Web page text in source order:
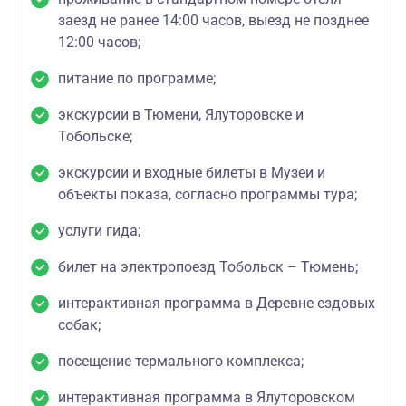
заезд не ранее 14:00 часов, выезд не позднее
12:00 часов;
питание по программе;
экскурсии в Тюмени, Ялуторовске и
Тобольске;
экскурсии и входные билеты в Музеи и
объекты показа, согласно программы тура;
услуги гида;
билет на электропоезд Тобольск – Тюмень;
интерактивная программа в Деревне ездовых
собак;
посещение термального комплекса;
интерактивная программа в Ялуторовском